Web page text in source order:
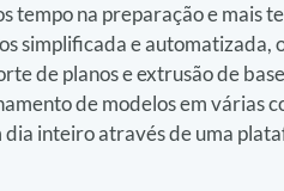
tempo na preparação e mais
simplificada e automatizada,
de planos e extrusão de
de modelos em várias
dia inteiro através de uma